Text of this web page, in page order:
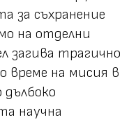
за съхранение
на отделни
загива трагично
време на мисия в
научна